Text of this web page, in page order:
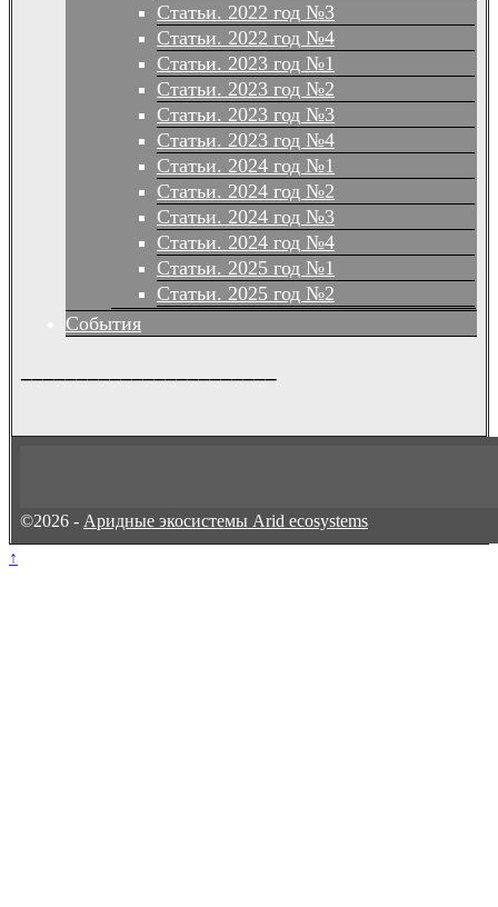
Статьи. 2022 год №3
Статьи. 2022 год №4
Статьи. 2023 год №1
Статьи. 2023 год №2
Статьи. 2023 год №3
Статьи. 2023 год №4
Статьи. 2024 год №1
Статьи. 2024 год №2
Статьи. 2024 год №3
Статьи. 2024 год №4
Статьи. 2025 год №1
Статьи. 2025 год №2
События
©2026 - Аридные экосистемы Arid ecosystems
↑